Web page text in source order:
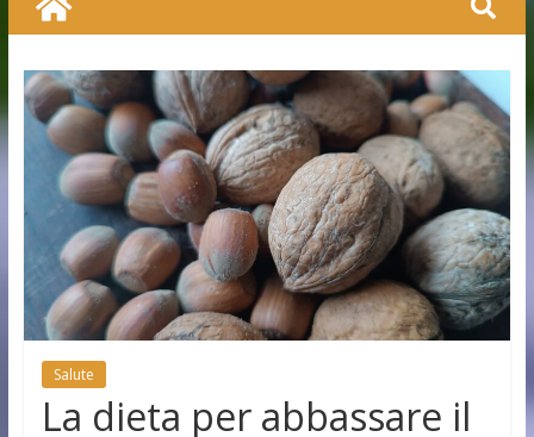
Salute
La dieta per abbassare il